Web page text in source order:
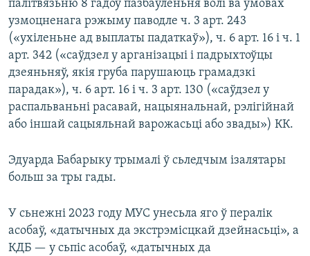
палітвязьню 8 гадоў пазбаўленьня волі ва ўмовах
узмоцненага рэжыму паводле ч. 3 арт. 243
(«ухіленьне ад выплаты падаткаў»), ч. 6 арт. 16 і ч. 1
арт. 342 («саўдзел у арганізацыі і падрыхтоўцы
дзеяньняў, якія груба парушаюць грамадзкі
парадак»), ч. 6 арт. 16 і ч. 3 арт. 130 («саўдзел у
распальваньні расавай, нацыянальнай, рэлігійнай
або іншай сацыяльнай варожасьці або звады») КК.
Эдуарда Бабарыку трымалі ў сьледчым ізалятары
больш за тры гады.
У сьнежні 2023 году МУС унесьла яго ў пералік
асобаў, «датычных да экстрэмісцкай дзейнасьці», а
КДБ — у сьпіс асобаў, «датычных да